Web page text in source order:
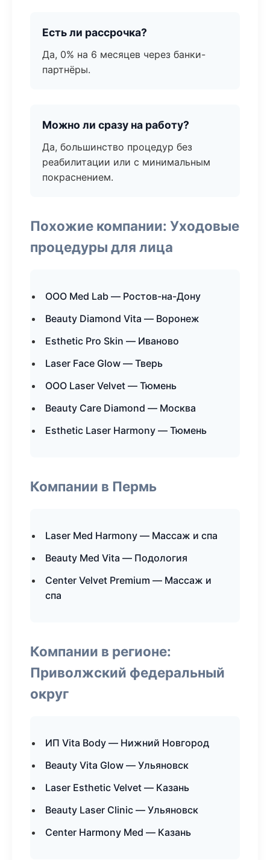
Есть ли рассрочка?
Да, 0% на 6 месяцев через банки-
партнёры.
Можно ли сразу на работу?
Да, большинство процедур без
реабилитации или с минимальным
покраснением.
Похожие компании: Уходовые
процедуры для лица
ООО Med Lab — Ростов-на-Дону
Beauty Diamond Vita — Воронеж
Esthetic Pro Skin — Иваново
Laser Face Glow — Тверь
ООО Laser Velvet — Тюмень
Beauty Care Diamond — Москва
Esthetic Laser Harmony — Тюмень
Компании в Пермь
Laser Med Harmony — Массаж и спа
Beauty Med Vita — Подология
Center Velvet Premium — Массаж и
спа
Компании в регионе:
Приволжский федеральный
округ
ИП Vita Body — Нижний Новгород
Beauty Vita Glow — Ульяновск
Laser Esthetic Velvet — Казань
Beauty Laser Clinic — Ульяновск
Center Harmony Med — Казань